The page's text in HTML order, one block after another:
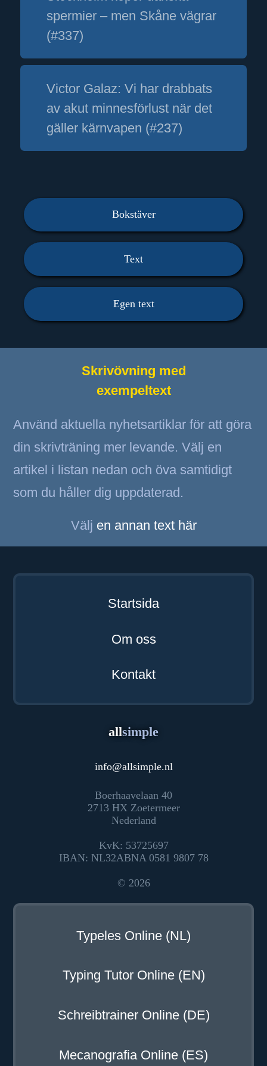
spermier – men Skåne vägrar
(#337)
Victor Galaz: Vi har drabbats
av akut minnesförlust när det
gäller kärnvapen (#237)
Bokstäver
Text
Egen text
Skrivövning med
exempeltext
Använd aktuella nyhetsartiklar för att göra
din skrivträning mer levande. Välj en
artikel i listan nedan och öva samtidigt
som du håller dig uppdaterad.
Välj en annan text här
Startsida
Om oss
Kontakt
allsimple
info@allsimple.nl
Boerhaavelaan 40
2713 HX Zoetermeer
Nederland
KvK: 53725697
IBAN: NL32ABNA 0581 9807 78
© 2026
Typeles Online (NL)
Typing Tutor Online (EN)
Schreibtrainer Online (DE)
Mecanografia Online (ES)